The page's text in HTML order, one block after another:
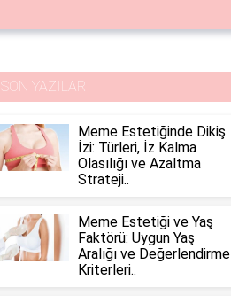
SON YAZILAR
Meme Estetiğinde Dikiş
İzi: Türleri, İz Kalma
Olasılığı ve Azaltma
Strateji..
Meme Estetiği ve Yaş
Faktörü: Uygun Yaş
Aralığı ve Değerlendirme
Kriterleri..